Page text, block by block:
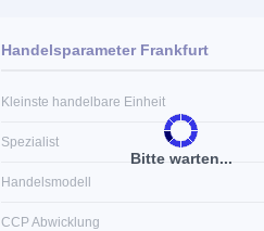
Bitte warten...
Handelsparameter Frankfurt
Kleinste handelbare Einheit
Spezialist
Handelsmodell
CCP Abwicklung